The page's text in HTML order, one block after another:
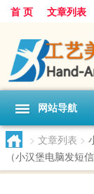
首 页 文章列表
网站导航
> 文章列表 >
（小汉堡电脑发短